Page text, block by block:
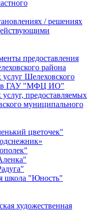
/ решениях
предоставления
района
Шелеховского
в ГАУ "МФЦ ИО"
предоставляемых
муниципального
цветочек"
школа "Юность"
художественная